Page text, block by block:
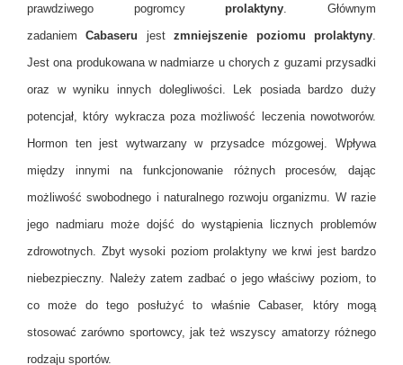
prawdziwego pogromcyprolaktyny . Głównym
zadaniemCabaseru jestzmniejszenie poziomu prolaktyny
Jest ona produkowana w nadmiarze u chorych z guzami przysadki
oraz w wyniku innych dolegliwości. Lek posiada bardzo duży
potencjał, który wykracza poza możliwość leczenia nowotworów.
Hormon ten jest wytwarzany w przysadce mózgowej. Wpływa
między innymi na funkcjonowanie różnych procesów, dając
możliwość swobodnego i naturalnego rozwoju organizmu. W razie
jego nadmiaru może dojść do wystąpienia licznych problemów
zdrowotnych. Zbyt wysoki poziom prolaktyny we krwi jest bardzo
niebezpieczny. Należy zatem zadbać o jego właściwy poziom, to
co może do tego posłużyć to właśnie Cabaser, który mogą
stosować zarówno sportowcy, jak też wszyscy amatorzy różnego
rodzaju sportów.